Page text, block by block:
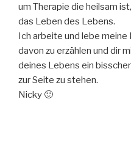
um Therapie die heilsam
das Leben des Lebens.
Ich arbeite und lebe meine
davon zu erzählen und dir
deines Lebens ein
zur Seite zu stehen.
Nicky 🙂